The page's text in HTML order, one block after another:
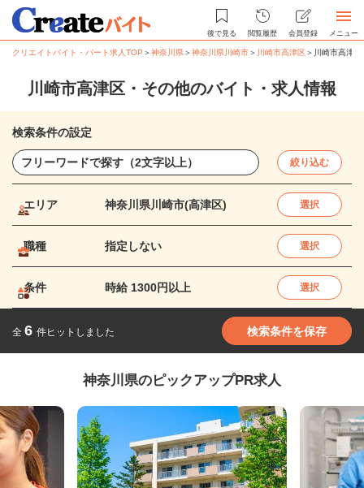
後で見る 閲覧履歴 会員登録 メニュー
クリエイトバイト・パート求人TOP ＞神奈川県＞神奈川県川崎市＞ 川崎市高津区＞ 川崎市高津
川崎市高津区・その他のバイト・求人情報
検索条件の設定
絞り込む
エリア 神奈川県川崎市(高津区) 選択
職種 指定しない 選択
条件 時給 1300円以上 選択
全 6 件ヒットしました 検索条件を保存
神奈川県のピックアップPR求人